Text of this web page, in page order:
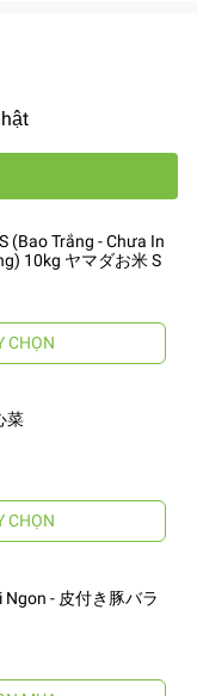
(Bao Trắng - Chưa In
10kg ヤマダお米 S
CHỌN
菜
CHỌN
Ngon - 皮付き豚バラ